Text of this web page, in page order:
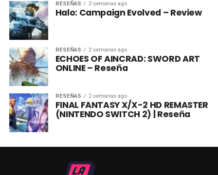
RESEÑAS 2 semanas ago
Halo: Campaign Evolved – Review
RESEÑAS 2 semanas ago
ECHOES OF AINCRAD: SWORD ART
ONLINE – Reseña
RESEÑAS 2 semanas ago
FINAL FANTASY X/X-2 HD REMASTER
(NINTENDO SWITCH 2) | Reseña